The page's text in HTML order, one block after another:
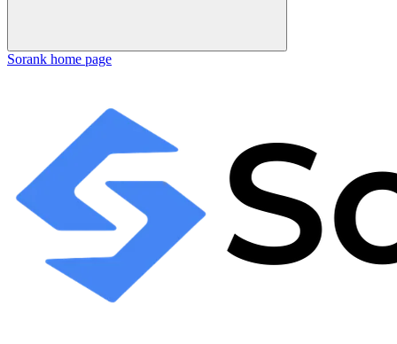
Sorank home page